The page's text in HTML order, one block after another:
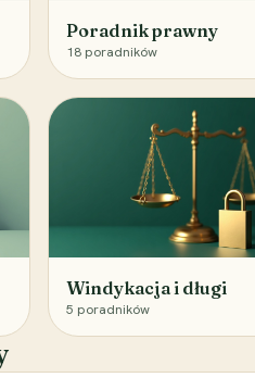
Poradnik prawny
18 poradników
Windykacja i długi
5 poradników